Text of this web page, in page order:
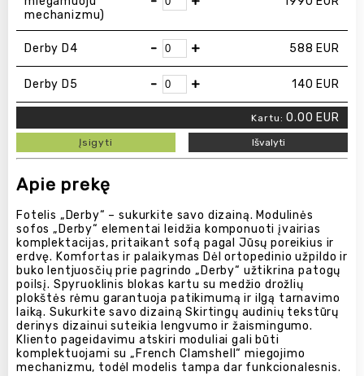
mechanizmu)
Derby D4 - + 588 EUR
Derby D5 - + 140 EUR
Kartu:0.00 EUR
Įsigyti Išvalyti
Apie prekę
Fotelis „Derby“ – sukurkite savo dizainą. Modulinės
sofos „Derby“ elementai leidžia komponuoti įvairias
komplektacijas, pritaikant sofą pagal Jūsų poreikius ir
erdvę. Komfortas ir palaikymas Dėl ortopedinio užpildo ir
buko lentjuosčių prie pagrindo „Derby“ užtikrina patogų
poilsį. Spyruoklinis blokas kartu su medžio drožlių
plokštės rėmu garantuoja patikimumą ir ilgą tarnavimo
laiką. Sukurkite savo dizainą Skirtingų audinių tekstūrų
derinys dizainui suteikia lengvumo ir žaismingumo.
Kliento pageidavimu atskiri moduliai gali būti
komplektuojami su „French Clamshell“ miegojimo
mechanizmu, todėl modelis tampa dar funkcionalesnis.